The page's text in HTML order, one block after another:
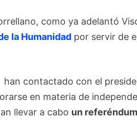
como ya adelantó
la Humanidad por servir de
contactado con el
en materia de
llevar a cabo un referéndum